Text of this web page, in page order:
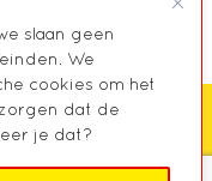
slaan geen
We
cookies om het
dat de
je dat?
Zoeken